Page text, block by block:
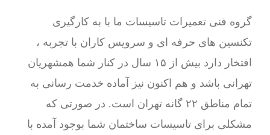
گروه فنی تعمیرات تاسیسات ما با به‌ کارگیری
تکنسین های حرفه ای و سرویس کاران با تجربه ،
افتخار دارد بیش از ۱۵ سال در کنار شما همشهریان
تهرانی باشد و هم اکنون نیز آماده خدمت رسانی به
تمام مناطق ۲۲ گانه تهران است. در صورتی که
مشکلی برای تاسیسات ساختمان شما بوجود آمده با